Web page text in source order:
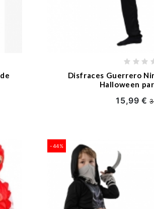
Disfraces Guerrero
Halloween
15,99 €
-44%